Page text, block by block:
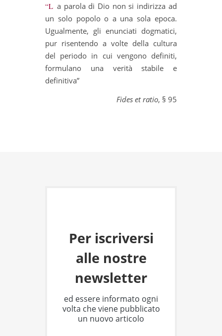
“La parola di Dio non si indirizza ad
un solo popolo o a una sola epoca.
Ugualmente, gli enunciati dogmatici,
pur risentendo a volte della cultura
del periodo in cui vengono definiti,
formulano una verità stabile e
definitiva”
Fides et ratio, § 95
Per iscriversi
alle nostre
newsletter
ed essere informato ogni
volta che viene pubblicato
un nuovo articolo